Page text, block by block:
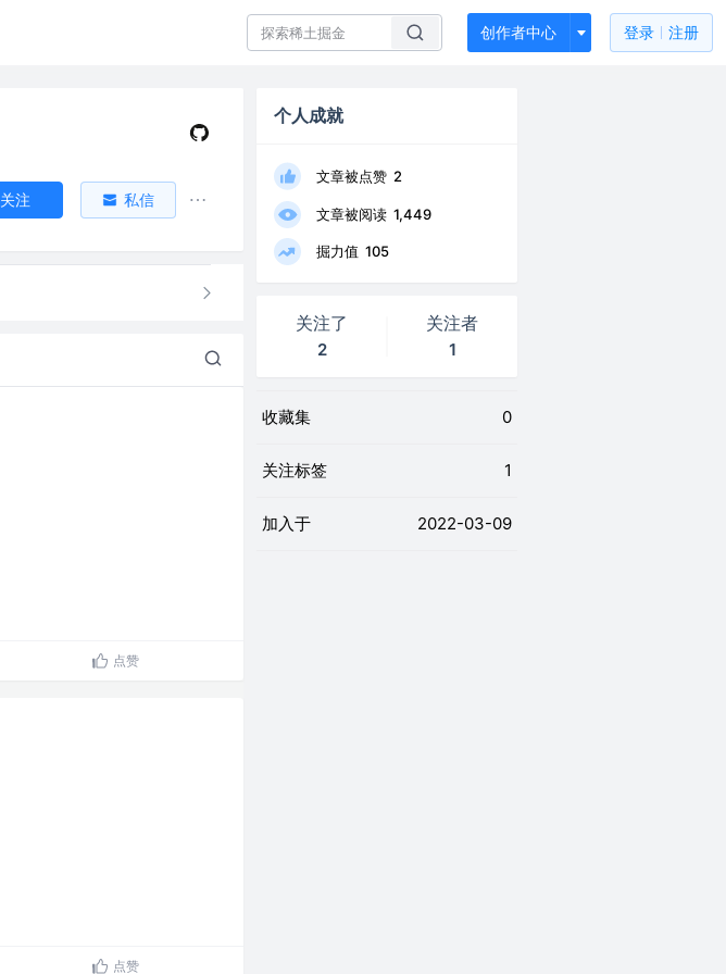
创作者中心 登录 注册
关注 私信
点赞
点赞
个人成就
文章被点赞 2
文章被阅读 1,449
掘力值 105
关注了
2
关注者
1
收藏集 0
关注标签 1
加入于 2022-03-09